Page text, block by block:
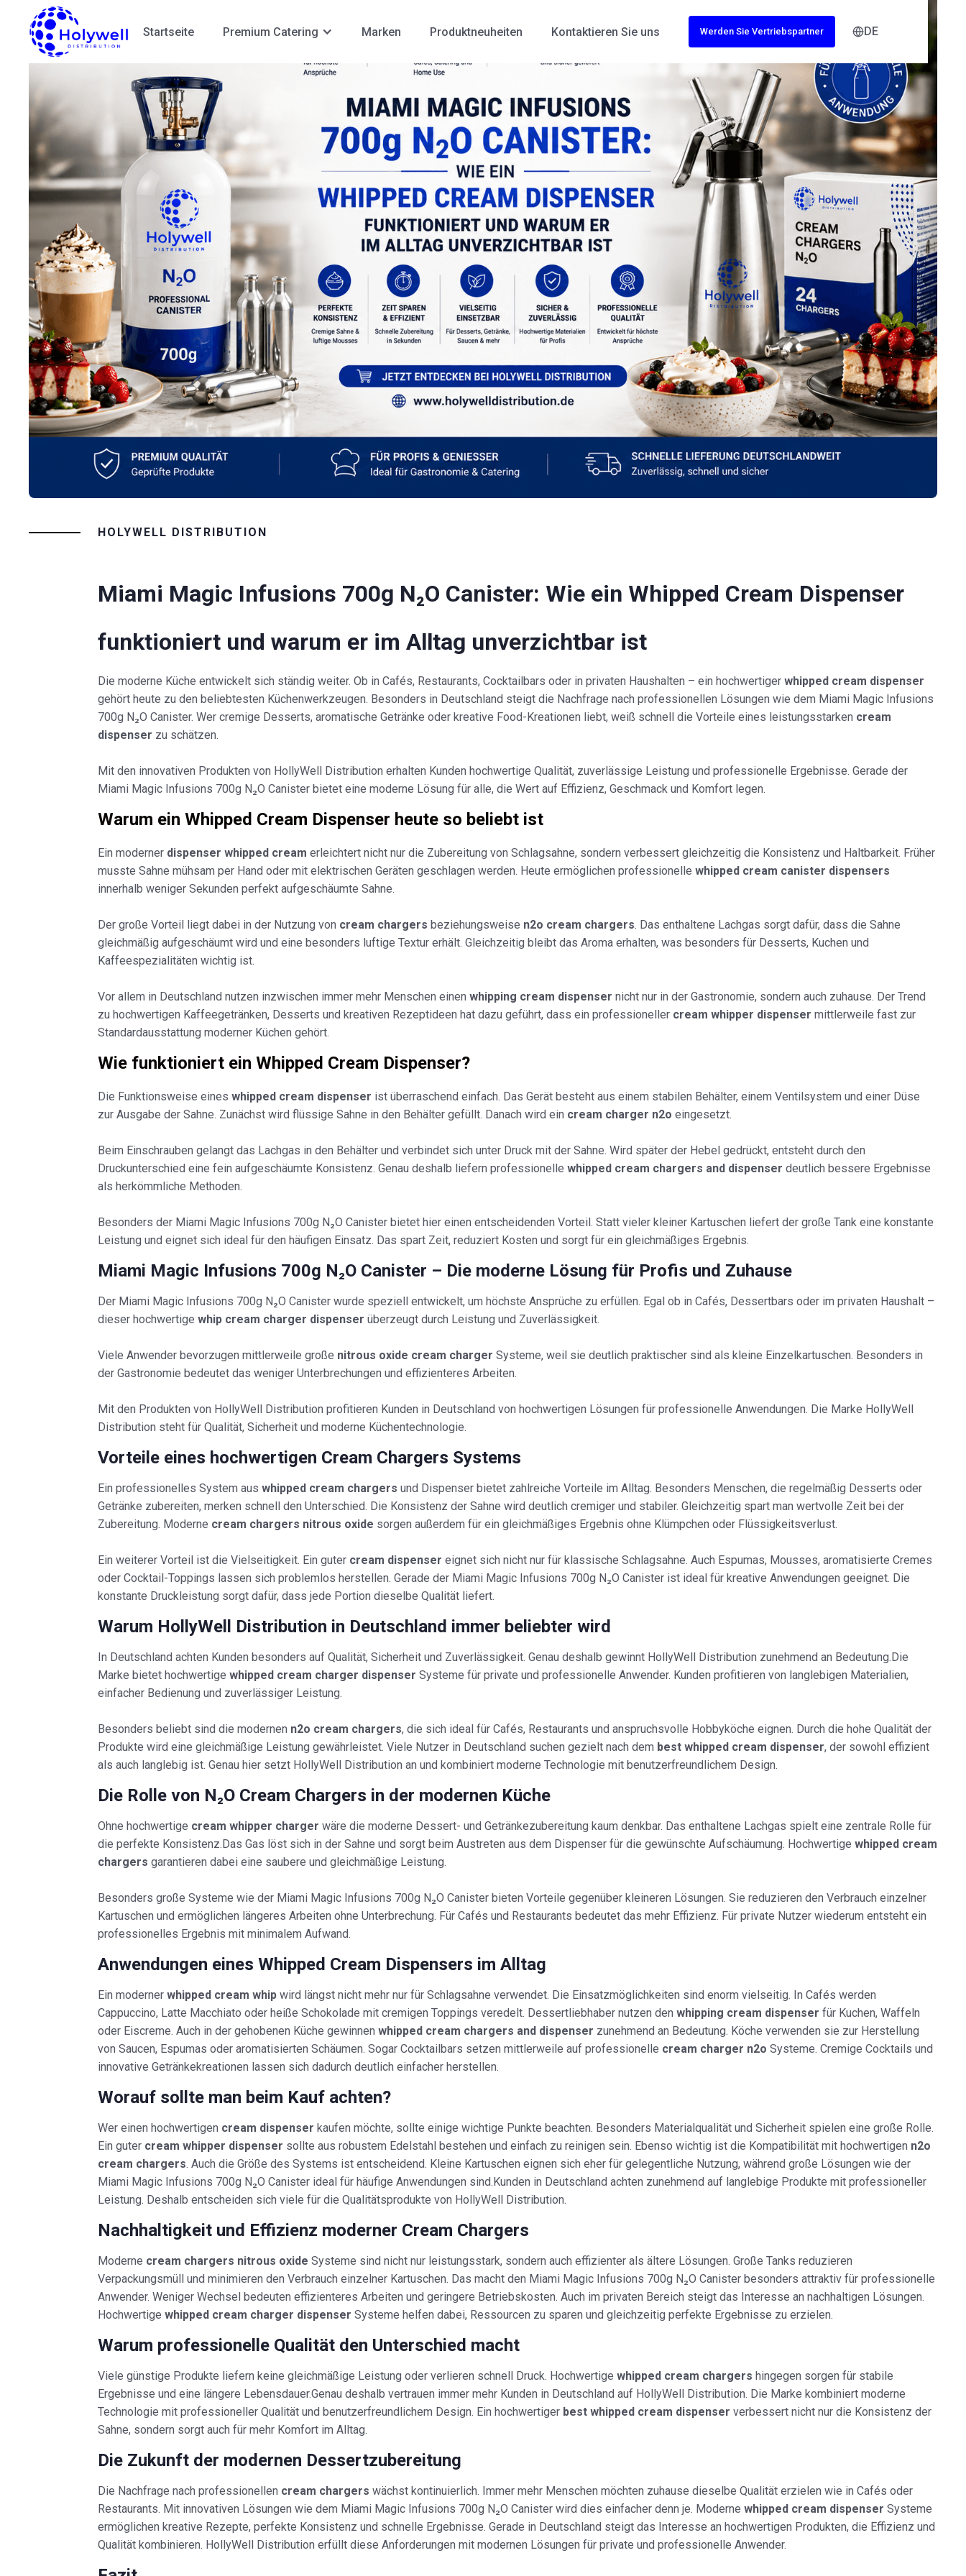
Startseite Premium Catering Marken Produktneuheiten Kontaktieren Sie uns Werden Sie Vertriebspartner DE
HOLYWELL DISTRIBUTION
Miami Magic Infusions 700g N₂O Canister: Wie ein Whipped Cream Dispenser
funktioniert und warum er im Alltag unverzichtbar ist
Die moderne Küche entwickelt sich ständig weiter. Ob in Cafés, Restaurants, Cocktailbars oder in privaten Haushalten – ein hochwertiger whipped cream dispenser
gehört heute zu den beliebtesten Küchenwerkzeugen. Besonders in Deutschland steigt die Nachfrage nach professionellen Lösungen wie dem Miami Magic Infusions
700g N₂O Canister. Wer cremige Desserts, aromatische Getränke oder kreative Food-Kreationen liebt, weiß schnell die Vorteile eines leistungsstarken cream
dispenser zu schätzen.
Mit den innovativen Produkten von HollyWell Distribution erhalten Kunden hochwertige Qualität, zuverlässige Leistung und professionelle Ergebnisse. Gerade der
Miami Magic Infusions 700g N₂O Canister bietet eine moderne Lösung für alle, die Wert auf Effizienz, Geschmack und Komfort legen.
Warum ein Whipped Cream Dispenser heute so beliebt ist
Ein moderner dispenser whipped cream erleichtert nicht nur die Zubereitung von Schlagsahne, sondern verbessert gleichzeitig die Konsistenz und Haltbarkeit. Früher
musste Sahne mühsam per Hand oder mit elektrischen Geräten geschlagen werden. Heute ermöglichen professionelle whipped cream canister dispensers
innerhalb weniger Sekunden perfekt aufgeschäumte Sahne.
Der große Vorteil liegt dabei in der Nutzung von cream chargers beziehungsweise n2o cream chargers. Das enthaltene Lachgas sorgt dafür, dass die Sahne
gleichmäßig aufgeschäumt wird und eine besonders luftige Textur erhält. Gleichzeitig bleibt das Aroma erhalten, was besonders für Desserts, Kuchen und
Kaffeespezialitäten wichtig ist.
Vor allem in Deutschland nutzen inzwischen immer mehr Menschen einen whipping cream dispenser nicht nur in der Gastronomie, sondern auch zuhause. Der Trend
zu hochwertigen Kaffeegetränken, Desserts und kreativen Rezeptideen hat dazu geführt, dass ein professioneller cream whipper dispenser mittlerweile fast zur
Standardausstattung moderner Küchen gehört.
Wie funktioniert ein Whipped Cream Dispenser?
Die Funktionsweise eines whipped cream dispenser ist überraschend einfach. Das Gerät besteht aus einem stabilen Behälter, einem Ventilsystem und einer Düse
zur Ausgabe der Sahne. Zunächst wird flüssige Sahne in den Behälter gefüllt. Danach wird ein cream charger n2o eingesetzt.
Beim Einschrauben gelangt das Lachgas in den Behälter und verbindet sich unter Druck mit der Sahne. Wird später der Hebel gedrückt, entsteht durch den
Druckunterschied eine fein aufgeschäumte Konsistenz. Genau deshalb liefern professionelle whipped cream chargers and dispenser deutlich bessere Ergebnisse
als herkömmliche Methoden.
Besonders der Miami Magic Infusions 700g N₂O Canister bietet hier einen entscheidenden Vorteil. Statt vieler kleiner Kartuschen liefert der große Tank eine konstante
Leistung und eignet sich ideal für den häufigen Einsatz. Das spart Zeit, reduziert Kosten und sorgt für ein gleichmäßiges Ergebnis.
Miami Magic Infusions 700g N₂O Canister – Die moderne Lösung für Profis und Zuhause
Der Miami Magic Infusions 700g N₂O Canister wurde speziell entwickelt, um höchste Ansprüche zu erfüllen. Egal ob in Cafés, Dessertbars oder im privaten Haushalt –
dieser hochwertige whip cream charger dispenser überzeugt durch Leistung und Zuverlässigkeit.
Viele Anwender bevorzugen mittlerweile große nitrous oxide cream charger Systeme, weil sie deutlich praktischer sind als kleine Einzelkartuschen. Besonders in
der Gastronomie bedeutet das weniger Unterbrechungen und effizienteres Arbeiten.
Mit den Produkten von HollyWell Distribution profitieren Kunden in Deutschland von hochwertigen Lösungen für professionelle Anwendungen. Die Marke HollyWell
Distribution steht für Qualität, Sicherheit und moderne Küchentechnologie.
Vorteile eines hochwertigen Cream Chargers Systems
Ein professionelles System aus whipped cream chargers und Dispenser bietet zahlreiche Vorteile im Alltag. Besonders Menschen, die regelmäßig Desserts oder
Getränke zubereiten, merken schnell den Unterschied. Die Konsistenz der Sahne wird deutlich cremiger und stabiler. Gleichzeitig spart man wertvolle Zeit bei der
Zubereitung. Moderne cream chargers nitrous oxide sorgen außerdem für ein gleichmäßiges Ergebnis ohne Klümpchen oder Flüssigkeitsverlust.
Ein weiterer Vorteil ist die Vielseitigkeit. Ein guter cream dispenser eignet sich nicht nur für klassische Schlagsahne. Auch Espumas, Mousses, aromatisierte Cremes
oder Cocktail-Toppings lassen sich problemlos herstellen. Gerade der Miami Magic Infusions 700g N₂O Canister ist ideal für kreative Anwendungen geeignet. Die
konstante Druckleistung sorgt dafür, dass jede Portion dieselbe Qualität liefert.
Warum HollyWell Distribution in Deutschland immer beliebter wird
In Deutschland achten Kunden besonders auf Qualität, Sicherheit und Zuverlässigkeit. Genau deshalb gewinnt HollyWell Distribution zunehmend an Bedeutung.Die
Marke bietet hochwertige whipped cream charger dispenser Systeme für private und professionelle Anwender. Kunden profitieren von langlebigen Materialien,
einfacher Bedienung und zuverlässiger Leistung.
Besonders beliebt sind die modernen n2o cream chargers, die sich ideal für Cafés, Restaurants und anspruchsvolle Hobbyköche eignen. Durch die hohe Qualität der
Produkte wird eine gleichmäßige Leistung gewährleistet. Viele Nutzer in Deutschland suchen gezielt nach dem best whipped cream dispenser, der sowohl effizient
als auch langlebig ist. Genau hier setzt HollyWell Distribution an und kombiniert moderne Technologie mit benutzerfreundlichem Design.
Die Rolle von N₂O Cream Chargers in der modernen Küche
Ohne hochwertige cream whipper charger wäre die moderne Dessert- und Getränkezubereitung kaum denkbar. Das enthaltene Lachgas spielt eine zentrale Rolle für
die perfekte Konsistenz.Das Gas löst sich in der Sahne und sorgt beim Austreten aus dem Dispenser für die gewünschte Aufschäumung. Hochwertige whipped cream
chargers garantieren dabei eine saubere und gleichmäßige Leistung.
Besonders große Systeme wie der Miami Magic Infusions 700g N₂O Canister bieten Vorteile gegenüber kleineren Lösungen. Sie reduzieren den Verbrauch einzelner
Kartuschen und ermöglichen längeres Arbeiten ohne Unterbrechung. Für Cafés und Restaurants bedeutet das mehr Effizienz. Für private Nutzer wiederum entsteht ein
professionelles Ergebnis mit minimalem Aufwand.
Anwendungen eines Whipped Cream Dispensers im Alltag
Ein moderner whipped cream whip wird längst nicht mehr nur für Schlagsahne verwendet. Die Einsatzmöglichkeiten sind enorm vielseitig. In Cafés werden
Cappuccino, Latte Macchiato oder heiße Schokolade mit cremigen Toppings veredelt. Dessertliebhaber nutzen den whipping cream dispenser für Kuchen, Waffeln
oder Eiscreme. Auch in der gehobenen Küche gewinnen whipped cream chargers and dispenser zunehmend an Bedeutung. Köche verwenden sie zur Herstellung
von Saucen, Espumas oder aromatisierten Schäumen. Sogar Cocktailbars setzen mittlerweile auf professionelle cream charger n2o Systeme. Cremige Cocktails und
innovative Getränkekreationen lassen sich dadurch deutlich einfacher herstellen.
Worauf sollte man beim Kauf achten?
Wer einen hochwertigen cream dispenser kaufen möchte, sollte einige wichtige Punkte beachten. Besonders Materialqualität und Sicherheit spielen eine große Rolle.
Ein guter cream whipper dispenser sollte aus robustem Edelstahl bestehen und einfach zu reinigen sein. Ebenso wichtig ist die Kompatibilität mit hochwertigen n2o
cream chargers. Auch die Größe des Systems ist entscheidend. Kleine Kartuschen eignen sich eher für gelegentliche Nutzung, während große Lösungen wie der
Miami Magic Infusions 700g N₂O Canister ideal für häufige Anwendungen sind.Kunden in Deutschland achten zunehmend auf langlebige Produkte mit professioneller
Leistung. Deshalb entscheiden sich viele für die Qualitätsprodukte von HollyWell Distribution.
Nachhaltigkeit und Effizienz moderner Cream Chargers
Moderne cream chargers nitrous oxide Systeme sind nicht nur leistungsstark, sondern auch effizienter als ältere Lösungen. Große Tanks reduzieren
Verpackungsmüll und minimieren den Verbrauch einzelner Kartuschen. Das macht den Miami Magic Infusions 700g N₂O Canister besonders attraktiv für professionelle
Anwender. Weniger Wechsel bedeuten effizienteres Arbeiten und geringere Betriebskosten. Auch im privaten Bereich steigt das Interesse an nachhaltigen Lösungen.
Hochwertige whipped cream charger dispenser Systeme helfen dabei, Ressourcen zu sparen und gleichzeitig perfekte Ergebnisse zu erzielen.
Warum professionelle Qualität den Unterschied macht
Viele günstige Produkte liefern keine gleichmäßige Leistung oder verlieren schnell Druck. Hochwertige whipped cream chargers hingegen sorgen für stabile
Ergebnisse und eine längere Lebensdauer.Genau deshalb vertrauen immer mehr Kunden in Deutschland auf HollyWell Distribution. Die Marke kombiniert moderne
Technologie mit professioneller Qualität und benutzerfreundlichem Design. Ein hochwertiger best whipped cream dispenser verbessert nicht nur die Konsistenz der
Sahne, sondern sorgt auch für mehr Komfort im Alltag.
Die Zukunft der modernen Dessertzubereitung
Die Nachfrage nach professionellen cream chargers wächst kontinuierlich. Immer mehr Menschen möchten zuhause dieselbe Qualität erzielen wie in Cafés oder
Restaurants. Mit innovativen Lösungen wie dem Miami Magic Infusions 700g N₂O Canister wird dies einfacher denn je. Moderne whipped cream dispenser Systeme
ermöglichen kreative Rezepte, perfekte Konsistenz und schnelle Ergebnisse. Gerade in Deutschland steigt das Interesse an hochwertigen Produkten, die Effizienz und
Qualität kombinieren. HollyWell Distribution erfüllt diese Anforderungen mit modernen Lösungen für private und professionelle Anwender.